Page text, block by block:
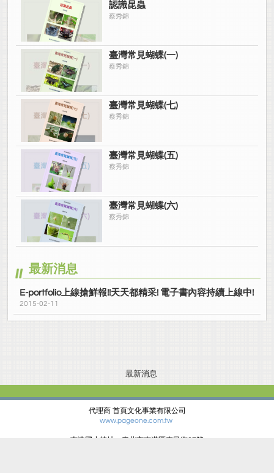
認識昆蟲
蔡秀錦
臺灣常見蝴蝶(一)
蔡秀錦
臺灣常見蝴蝶(七)
蔡秀錦
臺灣常見蝴蝶(五)
蔡秀錦
臺灣常見蝴蝶(六)
蔡秀錦
最新消息
E-portfolio上線搶鮮報!!天天都精采! 電子書內容持續上線中!
2015-02-11
最新消息
代理商 首頁文化事業有限公司
www.pageone.com.tw
南港國小校址：臺北市南港區惠民街67號